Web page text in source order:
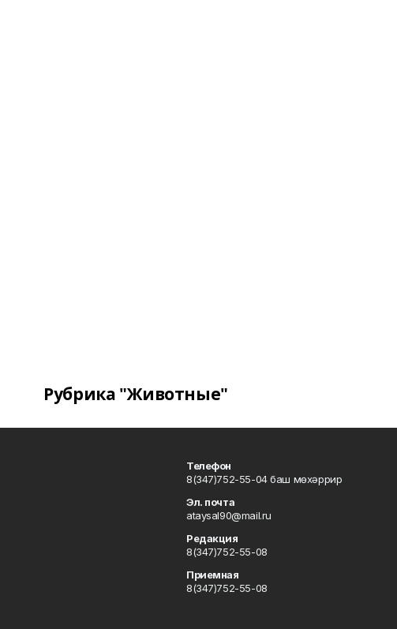
Рубрика "Животные"
Телефон
8(347)752-55-04 баш мөхәррир
Эл. почта
ataysal90@mail.ru
Редакция
8(347)752-55-08
Приемная
8(347)752-55-08